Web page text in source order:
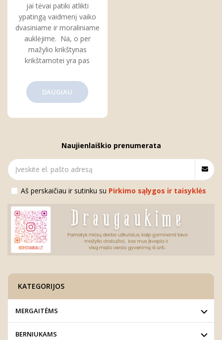
jai tėvai patiki atlikti
ypatingą vaidmenį vaiko
dvasiniame ir moraliniame
auklėjime. Na, o per
mažylio krikštynas
krikštamotei yra pas
DAUGIAU
Naujienlaiškio prenumerata
Aš perskaičiau ir sutinku su Pirkimo sąlygos ir taisyklės
KATEGORIJOS
MERGAITĖMS
BERNIUKAMS